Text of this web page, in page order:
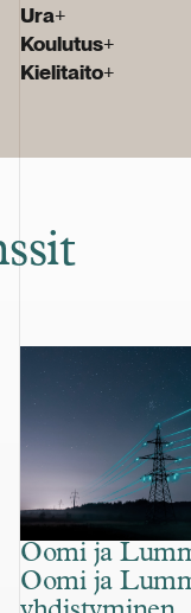
Ura+
Koulutus+
Kielitaito+
Oomi ja
Oomi ja